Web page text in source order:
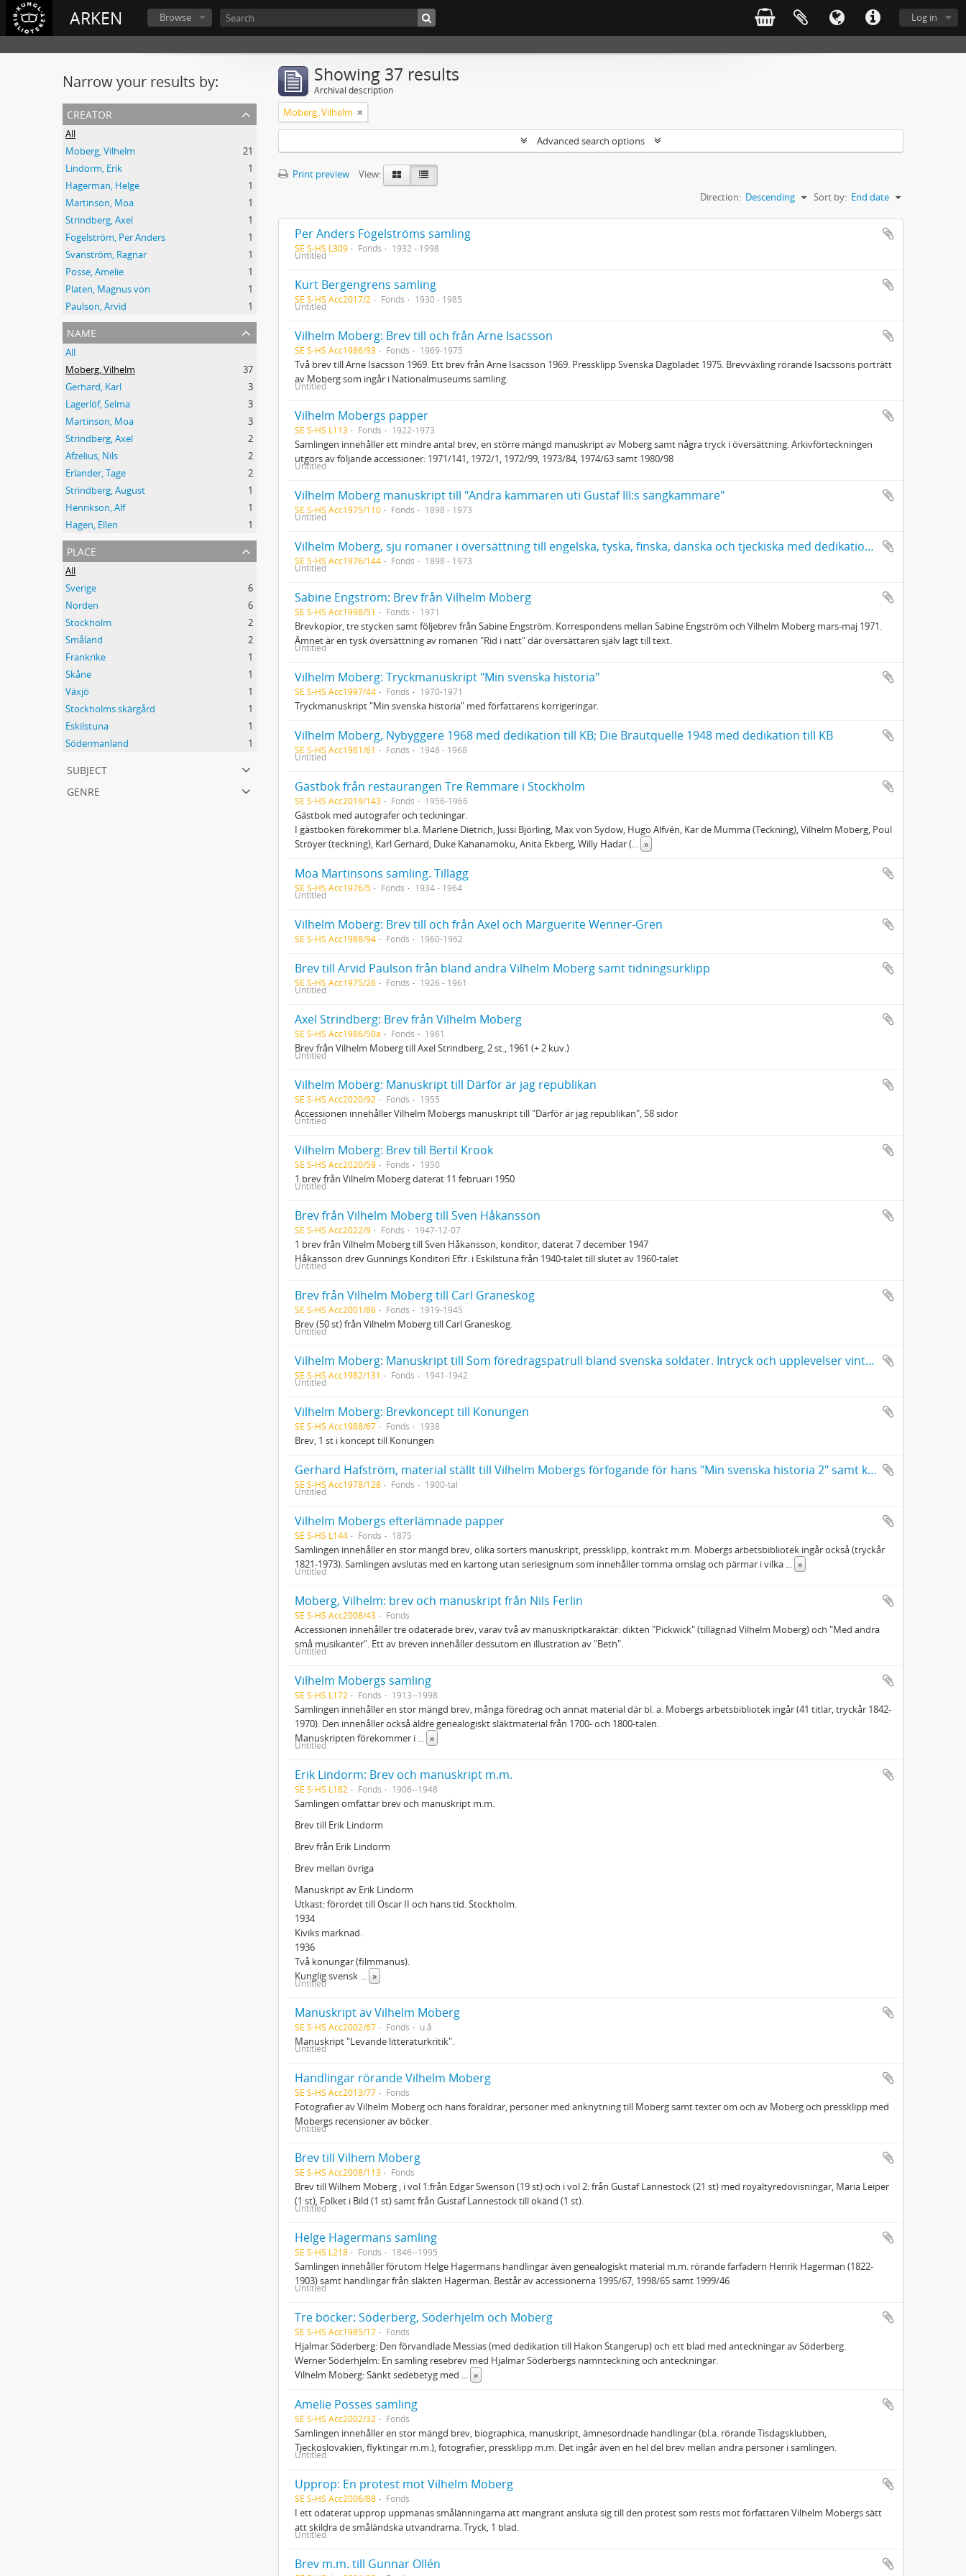
ARKEN Log in
Browse
Narrow your results by:
creator
All
Moberg, Vilhelm
21
Lindorm, Erik
1
Hagerman, Helge
1
Martinson, Moa
1
Strindberg, Axel
1
Fogelström, Per Anders
1
Svanström, Ragnar
1
Posse, Amelie
1
Platen, Magnus von
1
Paulson, Arvid
1
name
All
Moberg, Vilhelm
37
Gerhard, Karl
3
Lagerlöf, Selma
3
Martinson, Moa
3
Strindberg, Axel
2
Afzelius, Nils
2
Erlander, Tage
2
Strindberg, August
1
Henrikson, Alf
1
Hagen, Ellen
1
place
All
Sverige
6
Norden
6
Stockholm
2
Småland
2
Frankrike
1
Skåne
1
Växjö
1
Stockholms skärgård
1
Eskilstuna
1
Södermanland
1
subject
genre
Showing 37 results
Archival description
Moberg, Vilhelm
Advanced search options
Print preview
View:
Sort by: End date
Direction: Descending
Per Anders Fogelströms samling
SE S-HS L309 Fonds 1932 - 1998
Untitled
Kurt Bergengrens samling
SE S-HS Acc2017/2 Fonds 1930 - 1985
Untitled
Vilhelm Moberg: Brev till och från Arne Isacsson
SE S-HS Acc1986/93 Fonds 1969-1975
Två brev till Arne Isacsson 1969. Ett brev från Arne Isacsson 1969. Pressklipp Svenska Dagbladet 1975. Brevväxling rörande Isacssons porträtt
av Moberg som ingår i Nationalmuseums samling.
Untitled
Vilhelm Mobergs papper
SE S-HS L113 Fonds 1922-1973
Samlingen innehåller ett mindre antal brev, en större mängd manuskript av Moberg samt några tryck i översättning. Arkivförteckningen
utgörs av följande accessioner: 1971/141, 1972/1, 1972/99, 1973/84, 1974/63 samt 1980/98
Untitled
Vilhelm Moberg manuskript till "Andra kammaren uti Gustaf III:s sängkammare"
SE S-HS Acc1975/110 Fonds 1898 - 1973
Untitled
Vilhelm Moberg, sju romaner i översättning till engelska, tyska, finska, danska och tjeckiska med dedikation av Moberg till Hans G. Westerlund
SE S-HS Acc1976/144 Fonds 1898 - 1973
Untitled
Sabine Engström: Brev från Vilhelm Moberg
SE S-HS Acc1998/51 Fonds 1971
Brevkopior, tre stycken samt följebrev från Sabine Engström. Korrespondens mellan Sabine Engström och Vilhelm Moberg mars-maj 1971.
Ämnet är en tysk översättning av romanen "Rid i natt" där översättaren själv lagt till text.
Untitled
Vilhelm Moberg: Tryckmanuskript "Min svenska historia"
SE S-HS Acc1997/44 Fonds 1970-1971
Tryckmanuskript "Min svenska historia" med författarens korrigeringar.
Vilhelm Moberg, Nybyggere 1968 med dedikation till KB; Die Brautquelle 1948 med dedikation till KB
SE S-HS Acc1981/61 Fonds 1948 - 1968
Untitled
Gästbok från restaurangen Tre Remmare i Stockholm
SE S-HS Acc2019/143 Fonds 1956-1966
Gästbok med autografer och teckningar.
I gästboken förekommer bl.a. Marlene Dietrich, Jussi Björling, Max von Sydow, Hugo Alfvén, Kar de Mumma (Teckning), Vilhelm Moberg, Poul
Ströyer (teckning), Karl Gerhard, Duke Kahanamoku, Anita Ekberg, Willy Hadar (
»
Moa Martinsons samling. Tillägg
SE S-HS Acc1976/5 Fonds 1934 - 1964
Untitled
Vilhelm Moberg: Brev till och från Axel och Marguerite Wenner-Gren
SE S-HS Acc1988/94 Fonds 1960-1962
Brev till Arvid Paulson från bland andra Vilhelm Moberg samt tidningsurklipp
SE S-HS Acc1975/26 Fonds 1926 - 1961
Untitled
Axel Strindberg: Brev från Vilhelm Moberg
SE S-HS Acc1986/50a Fonds 1961
Brev från Vilhelm Moberg till Axel Strindberg, 2 st., 1961 (+ 2 kuv.)
Untitled
Vilhelm Moberg: Manuskript till Därför är jag republikan
SE S-HS Acc2020/92 Fonds 1955
Accessionen innehåller Vilhelm Mobergs manuskript till "Därför är jag republikan", 58 sidor
Untitled
Vilhelm Moberg: Brev till Bertil Krook
SE S-HS Acc2020/59 Fonds 1950
1 brev från Vilhelm Moberg daterat 11 februari 1950
Untitled
Brev från Vilhelm Moberg till Sven Håkansson
SE S-HS Acc2022/9 Fonds 1947-12-07
1 brev från Vilhelm Moberg till Sven Håkansson, konditor, daterat 7 december 1947
Håkansson drev Gunnings Konditori Eftr. i Eskilstuna från 1940-talet till slutet av 1960-talet
Untitled
Brev från Vilhelm Moberg till Carl Graneskog
SE S-HS Acc2001/86 Fonds 1919-1945
Brev (50 st) från Vilhelm Moberg till Carl Graneskog.
Untitled
Vilhelm Moberg: Manuskript till Som föredragspatrull bland svenska soldater. Intryck och upplevelser vintern 1941-1942. Signerat manus med korrektioner.
SE S-HS Acc1982/131 Fonds 1941-1942
Untitled
Vilhelm Moberg: Brevkoncept till Konungen
SE S-HS Acc1988/67 Fonds 1938
Brev, 1 st i koncept till Konungen
Gerhard Hafström, material ställt till Vilhelm Mobergs förfogande för hans "Min svenska historia 2" samt korrespondens m.m. om VM:s bok
SE S-HS Acc1978/128 Fonds 1900-tal
Untitled
Vilhelm Mobergs efterlämnade papper
SE S-HS L144 Fonds 1875
Samlingen innehåller en stor mängd brev, olika sorters manuskript, pressklipp, kontrakt m.m. Mobergs arbetsbibliotek ingår också (tryckår
1821-1973). Samlingen avslutas med en kartong utan seriesignum som innehåller tomma omslag och pärmar i vilka
»
Untitled
Moberg, Vilhelm: brev och manuskript från Nils Ferlin
SE S-HS Acc2008/43 Fonds
Accessionen innehåller tre odaterade brev, varav två av manuskriptkaraktär: dikten "Pickwick" (tillägnad Vilhelm Moberg) och "Med andra
små musikanter". Ett av breven innehåller dessutom en illustration av "Beth".
Untitled
Vilhelm Mobergs samling
SE S-HS L172 Fonds 1913--1998
Samlingen innehåller en stor mängd brev, många föredrag och annat material där bl. a. Mobergs arbetsbibliotek ingår (41 titlar, tryckår 1842-
1970). Den innehåller också äldre genealogiskt släktmaterial från 1700- och 1800-talen.
Manuskripten förekommer i
»
Untitled
Erik Lindorm: Brev och manuskript m.m.
SE S-HS L182 Fonds 1906--1948
Samlingen omfattar brev och manuskript m.m.
Brev till Erik Lindorm
Brev från Erik Lindorm
Brev mellan övriga
Manuskript av Erik Lindorm
Utkast: förordet till Oscar II och hans tid. Stockholm.
1934
Kiviks marknad.
1936
Två konungar (filmmanus).
Kunglig svensk
»
Untitled
Manuskript av Vilhelm Moberg
SE S-HS Acc2002/67 Fonds u.å.
Manuskript "Levande litteraturkritik".
Untitled
Handlingar rörande Vilhelm Moberg
SE S-HS Acc2013/77 Fonds
Fotografier av Vilhelm Moberg och hans föräldrar, personer med anknytning till Moberg samt texter om och av Moberg och pressklipp med
Mobergs recensioner av böcker.
Untitled
Brev till Vilhem Moberg
SE S-HS Acc2008/113 Fonds
Brev till Wilhem Moberg , i vol 1:från Edgar Swenson (19 st) och i vol 2: från Gustaf Lannestock (21 st) med royaltyredovisningar, Maria Leiper
(1 st), Folket i Bild (1 st) samt från Gustaf Lannestock till okänd (1 st).
Untitled
Helge Hagermans samling
SE S-HS L218 Fonds 1846--1995
Samlingen innehåller förutom Helge Hagermans handlingar även genealogiskt material m.m. rörande farfadern Henrik Hagerman (1822-
1903) samt handlingar från släkten Hagerman. Består av accessionerna 1995/67, 1998/65 samt 1999/46
Untitled
Tre böcker: Söderberg, Söderhjelm och Moberg
SE S-HS Acc1985/17 Fonds
Hjalmar Söderberg: Den förvandlade Messias (med dedikation till Hakon Stangerup) och ett blad med anteckningar av Söderberg.
Werner Söderhjelm: En samling resebrev med Hjalmar Söderbergs namnteckning och anteckningar.
Vilhelm Moberg: Sänkt sedebetyg med
»
Amelie Posses samling
SE S-HS Acc2002/32 Fonds
Samlingen innehåller en stor mängd brev, biographica, manuskript, ämnesordnade handlingar (bl.a. rörande Tisdagsklubben,
Tjeckoslovakien, flyktingar m.m.), fotografier, pressklipp m.m. Det ingår även en hel del brev mellan andra personer i samlingen.
Untitled
Upprop: En protest mot Vilhelm Moberg
SE S-HS Acc2006/88 Fonds
I ett odaterat upprop uppmanas smålänningarna att mangrant ansluta sig till den protest som rests mot författaren Vilhelm Mobergs sätt
att skildra de småländska utvandrarna. Tryck, 1 blad.
Untitled
Brev m.m. till Gunnar Ollén